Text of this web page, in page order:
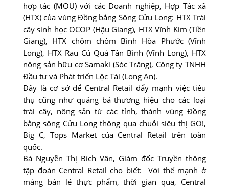
hợp tác (MOU) với các Doanh nghiệp, Hợp Tác xã
(HTX) của vùng Đồng bằng Sông Cửu Long: HTX Trái
cây sinh học OCOP (Hậu Giang), HTX Vĩnh Kim (Tiền
Giang), HTX chôm chôm Bình Hòa Phước (Vĩnh
Long), HTX Rau Củ Quả Tân Bình (Vĩnh Long), HTX
nông sản hữu cơ Samaki (Sóc Trăng), Công ty TNHH
Đầu tư và Phát triển Lộc Tài (Long An).
Đây là cơ sở để Central Retail đẩy mạnh việc tiêu
thụ cũng như quảng bá thương hiệu cho các loại
trái cây, nông sản từ các tỉnh, thành vùng Đồng
bằng sông Cửu Long thông qua chuỗi siêu thị GO!,
Big C, Tops Market của Central Retail trên toàn
quốc.
Bà Nguyễn Thị Bích Vân, Giám đốc Truyền thông
tập đoàn Central Retail cho biết: Với thế mạnh ở
mảng bán lẻ thực phẩm, thời gian qua, Central